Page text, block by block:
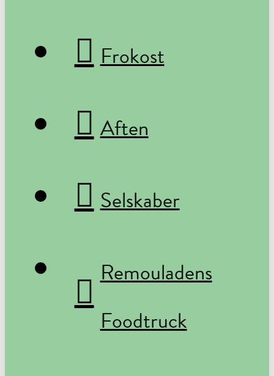
Frokost
Aften
Selskaber
Remouladens
Foodtruck